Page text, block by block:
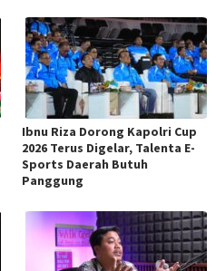
Ibnu Riza Dorong Kapolri Cup
2026 Terus Digelar, Talenta E-
Sports Daerah Butuh
Panggung